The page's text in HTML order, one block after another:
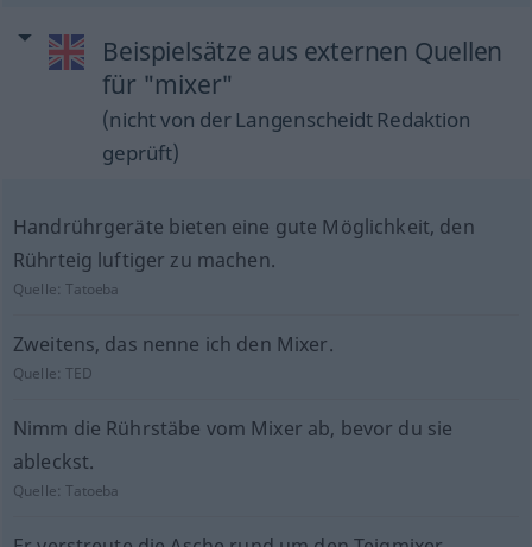
Beispielsätze aus externen Quellen
für "mixer"
(nicht von der Langenscheidt Redaktion
geprüft)
Handrührgeräte bieten eine gute Möglichkeit, den
Rührteig luftiger zu machen.
Quelle:Tatoeba
Zweitens, das nenne ich den Mixer.
Quelle:TED
Nimm die Rührstäbe vom Mixer ab, bevor du sie
ableckst.
Quelle:Tatoeba